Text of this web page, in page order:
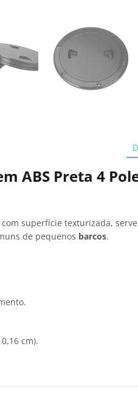
ABS Preta 4
com superfície texturizada,
de pequenos barcos.
cm).